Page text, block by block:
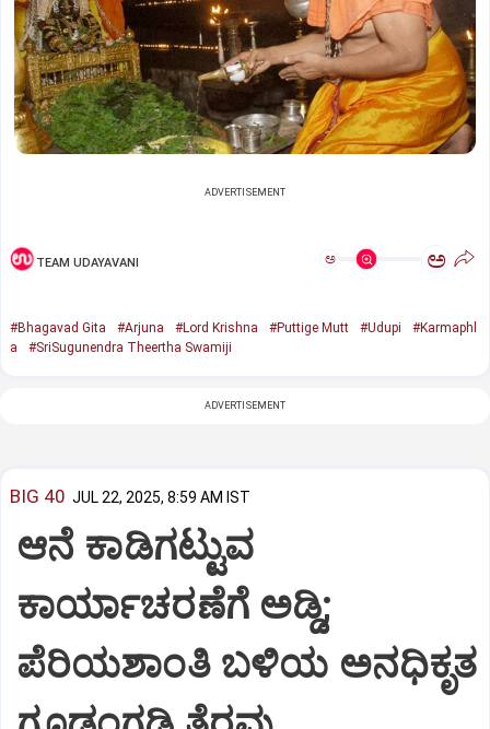
ADVERTISEMENT
TEAM UDAYAVANI ಅ ಅ
#Bhagavad Gita #Arjuna #Lord Krishna #Puttige Mutt #Udupi
#Karmaphl
a
#SriSugunendra Theertha Swamiji
ADVERTISEMENT
BIG 40 JUL 22, 2025, 8:59 AM IST
ಆನೆ ಕಾಡಿಗಟ್ಟುವ
ಕಾರ್ಯಾಚರಣೆಗೆ ಅಡ್ಡಿ;
ಪೆರಿಯಶಾಂತಿ ಬಳಿಯ ಅನಧಿಕೃತ